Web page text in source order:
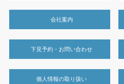
会社案内
下見予約・お問い合わせ
個人情報の取り扱い